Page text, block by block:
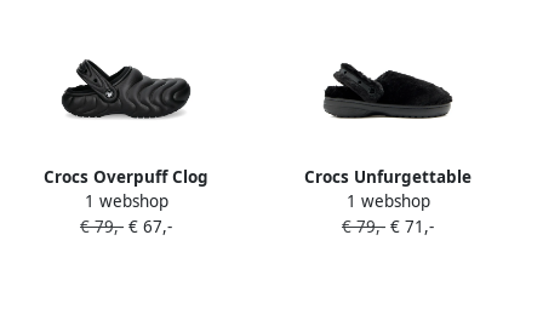
Crocs Overpuff Clog
slippers Zwart
1 webshop
€ 79,- € 67,-
Crocs Unfurgettable
klompen Zwart
1 webshop
€ 79,- € 71,-